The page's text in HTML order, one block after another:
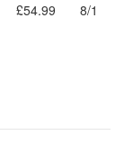
£54.99 8/1